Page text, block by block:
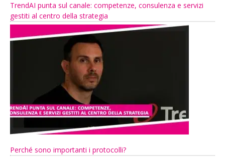
TrendAI punta sul canale: competenze, consulenza e servizi
gestiti al centro della strategia
Perché sono importanti i protocolli?